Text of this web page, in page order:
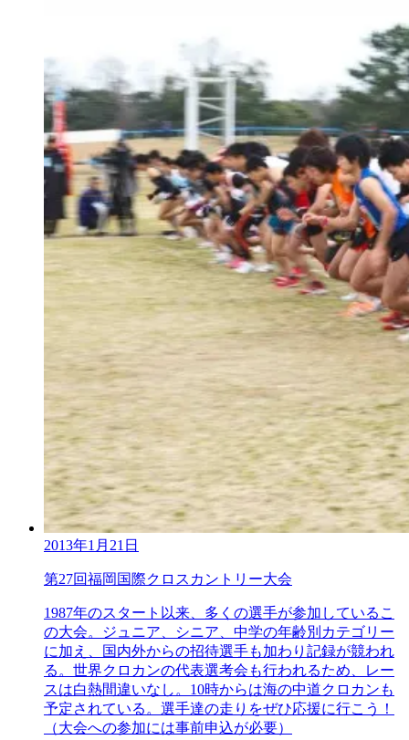
2013年1月21日
第27回福岡国際クロスカントリー大会
1987年のスタート以来、多くの選手が参加しているこ
の大会。ジュニア、シニア、中学の年齢別カテゴリー
に加え、国内外からの招待選手も加わり記録が競われ
る。世界クロカンの代表選考会も行われるため、レー
スは白熱間違いなし。10時からは海の中道クロカンも
予定されている。選手達の走りをぜひ応援に行こう！
（大会への参加には事前申込が必要）